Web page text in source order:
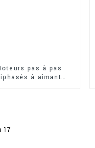
pas à pas
à aimant